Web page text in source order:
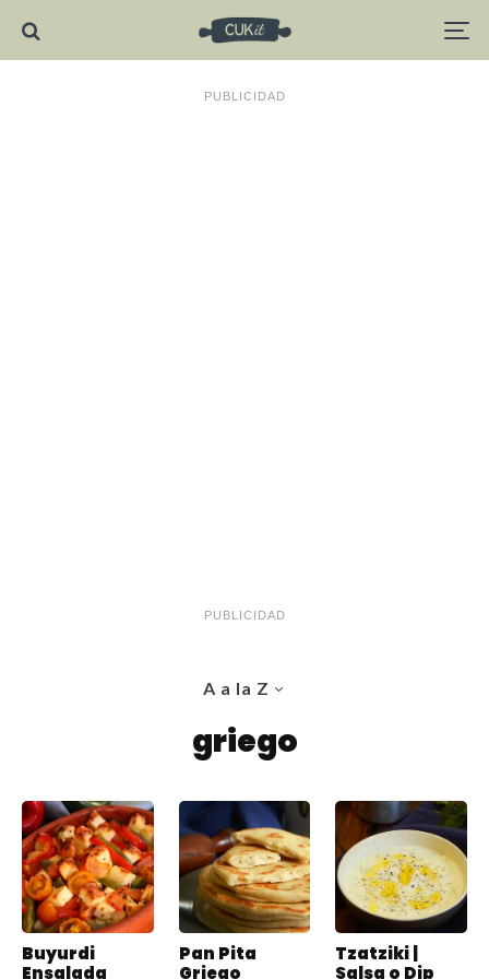
PUBLICIDAD
PUBLICIDAD
A a la Z
griego
Buyurdi
Ensalada
Pan Pita
Griego
Tzatziki |
Salsa o Dip